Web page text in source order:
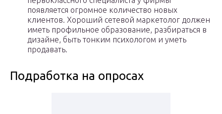
появляется огромное количество новых
клиентов. Хороший сетевой маркетолог должен
иметь профильное образование, разбираться в
дизайне, быть тонким психологом и уметь
продавать.
Подработка на опросах